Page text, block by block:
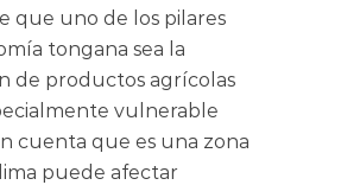
que uno de los pilares
tongana sea la
de productos agrícolas
vulnerable
cuenta que es una zona
puede afectar